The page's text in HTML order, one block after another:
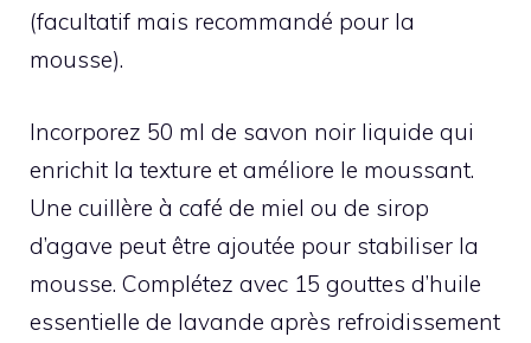
(facultatif mais recommandé pour la
mousse).
Incorporez 50 ml de savon noir liquide qui
enrichit la texture et améliore le moussant.
Une cuillère à café de miel ou de sirop
d’agave peut être ajoutée pour stabiliser la
mousse. Complétez avec 15 gouttes d’huile
essentielle de lavande après refroidissement